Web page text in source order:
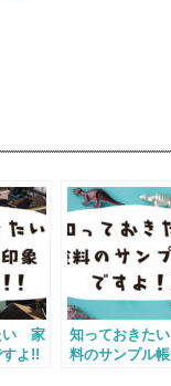
い 家
よ!!
知っておきた
料のサンプル